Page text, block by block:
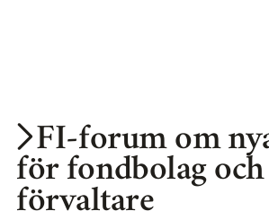
FI-forum om
för fondbolag
förvaltare